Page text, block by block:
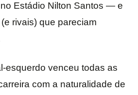
Estádio Nilton Santos — e
rivais) que pareciam
esquerdo venceu todas as
com a naturalidade de